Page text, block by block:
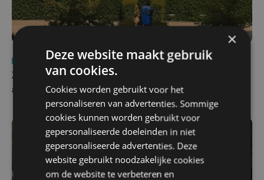
Nieuws Update
za 1 augustus | 17:21
Zwaar ongeval op E403 in Izegem: drie rijstroken
afgesloten
×
Deze website maakt gebruik
van cookies.
Cookies worden gebruikt voor het
personaliseren van advertenties. Sommige
cookies kunnen worden gebruikt voor
gepersonaliseerde doeleinden in niet
gepersonaliseerde advertenties. Deze
website gebruikt noodzakelijke cookies
om de website te verbeteren en